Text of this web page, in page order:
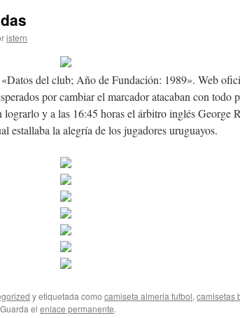
istern
del club; Año de Fundación: 1989». Web
por cambiar el marcador atacaban con todo
y a las 16:45 horas el árbitro inglés George
estallaba la alegría de los jugadores uruguayos.
y etiquetada como camiseta almeria futbol, camisetas
el enlace permanente.